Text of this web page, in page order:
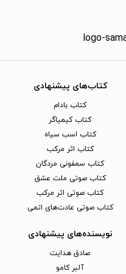
کتاب‌های پیشنهادی
کتاب بادام
کتاب کیمیاگر
کتاب اسب سیاه
کتاب اثر مرکب
کتاب سمفونی مردگان
کتاب صوتی ملت عشق
کتاب صوتی اثر مرکب
کتاب صوتی عادت‌های اتمی
نویسنده‌های پیشنهادی
صادق هدایت
آلبر کامو